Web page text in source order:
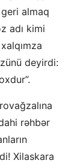
almaq
adı kimi
deyirdi:
rəhbər
Xilaskara